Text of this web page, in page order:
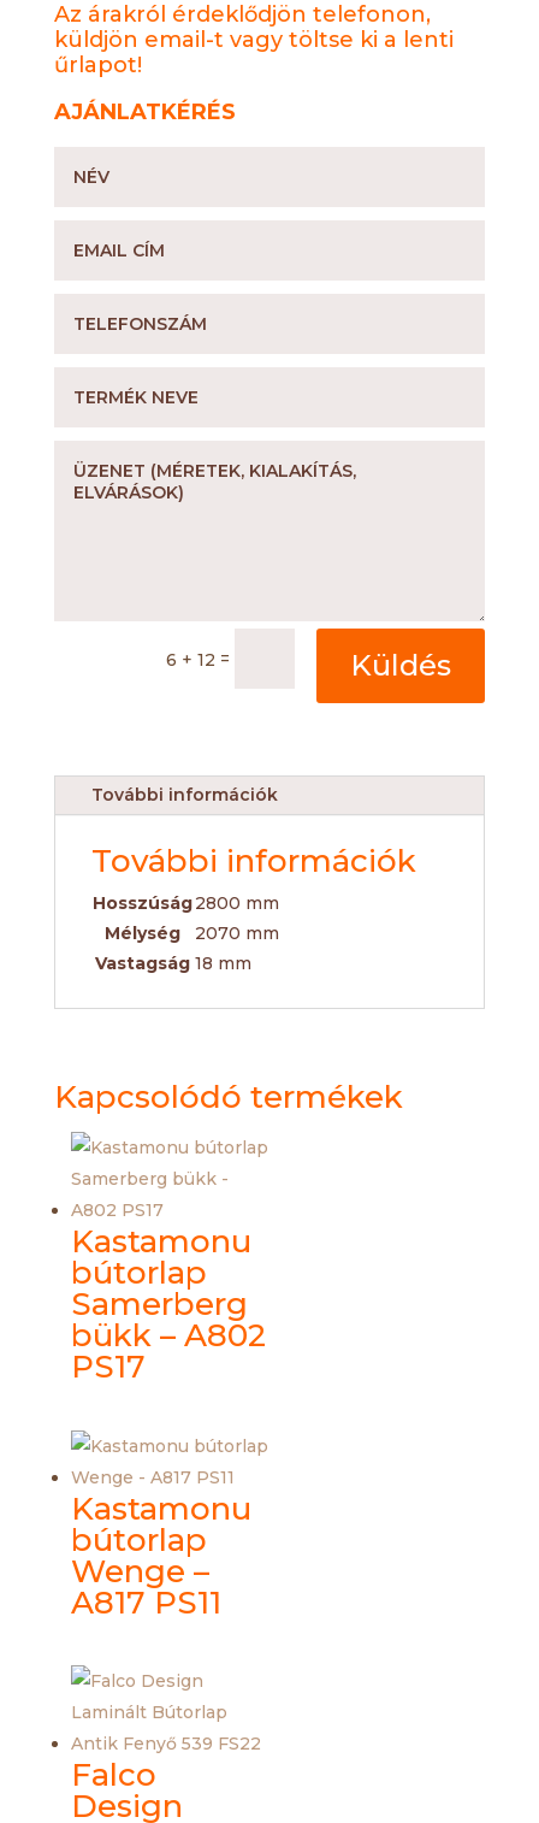
Az árakról érdeklődjön telefonon,
küldjön email-t vagy töltse ki a lenti
űrlapot!
AJÁNLATKÉRÉS
6 + 12 = Küldés
További információk
További információk
Hosszúság2800 mm
Mélység
2070 mm
Vastagság 18 mm
Kapcsolódó termékek
Kastamonu
bútorlap
Samerberg
bükk – A802
PS17
Kastamonu
bútorlap
Wenge –
A817 PS11
Falco
Design